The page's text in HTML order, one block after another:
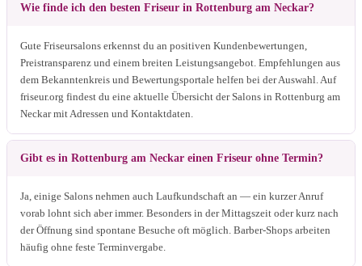
Wie finde ich den besten Friseur in Rottenburg am Neckar?
Gute Friseursalons erkennst du an positiven Kundenbewertungen,
Preistransparenz und einem breiten Leistungsangebot. Empfehlungen aus
dem Bekanntenkreis und Bewertungsportale helfen bei der Auswahl. Auf
friseur.org findest du eine aktuelle Übersicht der Salons in Rottenburg am
Neckar mit Adressen und Kontaktdaten.
Gibt es in Rottenburg am Neckar einen Friseur ohne Termin?
Ja, einige Salons nehmen auch Laufkundschaft an — ein kurzer Anruf
vorab lohnt sich aber immer. Besonders in der Mittagszeit oder kurz nach
der Öffnung sind spontane Besuche oft möglich. Barber-Shops arbeiten
häufig ohne feste Terminvergabe.